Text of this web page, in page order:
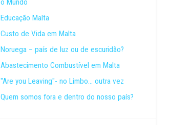
o Mundo
Educação Malta
Custo de Vida em Malta
Noruega – país de luz ou de escuridão?
Abastecimento Combustível em Malta
"Are you Leaving"- no Limbo... outra vez
Quem somos fora e dentro do nosso país?